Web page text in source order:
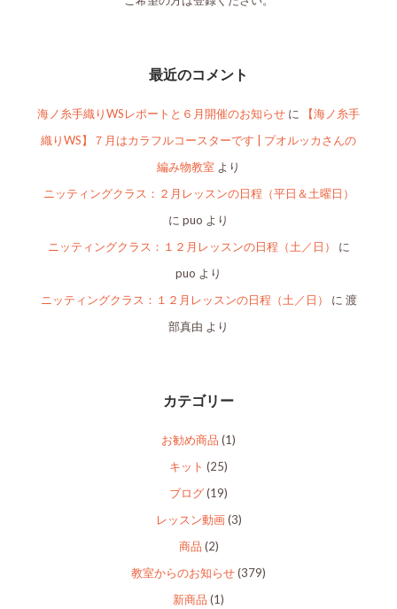
最近のコメント
海ノ糸手織りWSレポートと６月開催のお知らせ に
【海ノ糸手
織りWS】７月はカラフルコースターです | プオルッカさんの
編み物教室 より
ニッティングクラス：２月レッスンの日程（平日＆土曜日）
に puo より
ニッティングクラス：１２月レッスンの日程（土／日）
に
puo より
ニッティングクラス：１２月レッスンの日程（土／日）
に 渡
部真由 より
カテゴリー
お勧め商品 (1)
キット (25)
ブログ(19)
レッスン動画(3)
商品 (2)
教室からのお知らせ(379)
新商品 (1)